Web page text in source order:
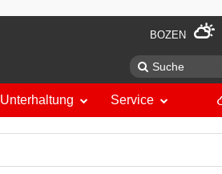
BOZEN
Unterhaltung Service